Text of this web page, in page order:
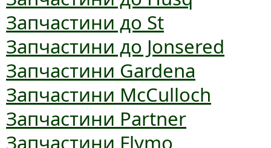
Запчастини до St
Запчастини до Jonsered
Запчастини Gardena
Запчастини McCulloch
Запчастини Partner
Запчастини Flymo